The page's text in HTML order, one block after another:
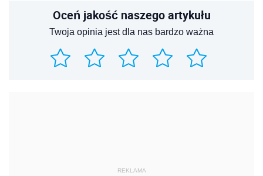
Oceń jakość naszego artykułu
Twoja opinia jest dla nas bardzo ważna
REKLAMA